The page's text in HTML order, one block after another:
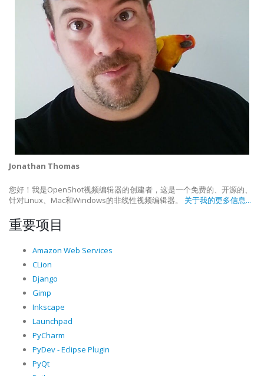
Jonathan Thomas
您好！我是OpenShot视频编辑器的创建者，这是一个免费的、开源的、
针对Linux、Mac和Windows的非线性视频编辑器。 关于我的更多信息...
重要项目
Amazon Web Services
CLion
Django
Gimp
Inkscape
Launchpad
PyCharm
PyDev - Eclipse Plugin
PyQt